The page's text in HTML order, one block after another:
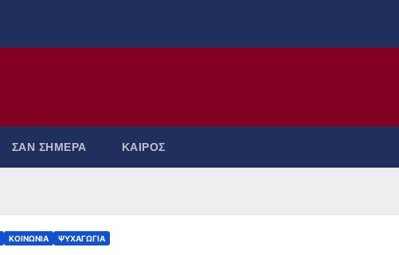
ΣΑΝ ΣΗΜΕΡΑ ΚΑΙΡΟΣ
ΚΟΙΝΩΝΙΑ ΨΥΧΑΓΩΓΙΑ